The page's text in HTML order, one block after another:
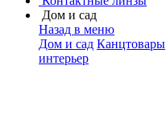
Дом и сад
Назад в меню
Дом и сад Канцтовары
интерьер